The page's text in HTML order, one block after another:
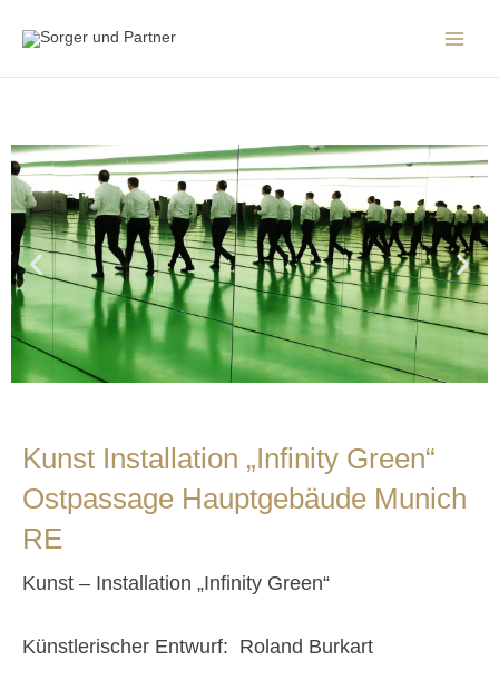
Kunst Installation „Infinity Green“
Ostpassage Hauptgebäude Munich
RE
Kunst – Installation „Infinity Green“
Künstlerischer Entwurf: Roland Burkart